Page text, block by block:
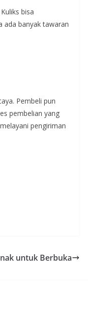
bisa
ada banyak tawaran
Pembeli pun
pembelian yang
pengiriman
untuk Berbuka